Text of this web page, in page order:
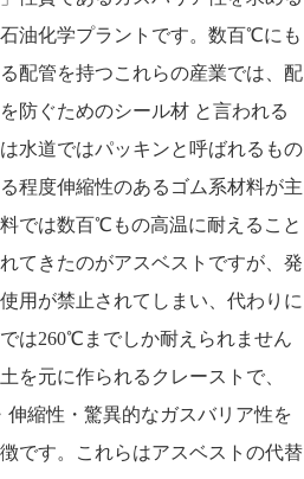
油化学プラントです。数百℃にも
配管を持つこれらの産業では、配
防ぐためのシール材 と言われる
水道ではパッキンと呼ばれるもの
程度伸縮性のあるゴム系材料が主
では数百℃もの高温に耐えること
てきたのがアスベストですが、発
用が禁止されてしまい、代わりに
は260℃までしか耐えられません
を元に作られるクレーストで、
縮性・驚異的なガスバリア性を
です。これらはアスベストの代替